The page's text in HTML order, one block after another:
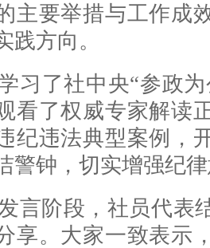
主要举措与工作成
践方向。
习了社中央“参政
看了权威专家解读
纪违法典型案例，
警钟，切实增强纪
言阶段，社员代表
享。大家一致表示